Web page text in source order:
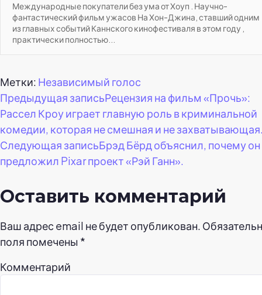
Международные покупатели без ума от Хоуп . Научно-
фантастический фильм ужасов На Хон-Джина, ставший одним
из главных событий Каннского кинофестиваля в этом году ,
практически полностью...
Метки: Независимый голос
Навигация
по
записям
Предыдущая записьРецензия на фильм «Прочь»:
Рассел Кроу играет главную роль в криминальной
комедии, которая не смешная и не
Следующая записьБрэд Бёрд объяснил, почему он
предложил Pixar проект «Рэй Ганн».
Оставить комментарий
Ваш адрес email не будет опубликован.
поля помечены *
Комментарий